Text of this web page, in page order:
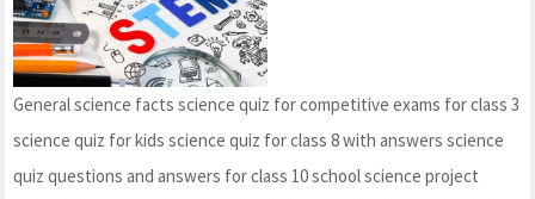
General science facts science quiz for competitive exams for class 3
science quiz for kids science quiz for class 8 with answers science
quiz questions and answers for class 10 school science project